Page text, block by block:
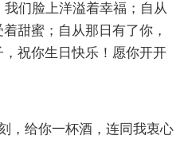
们脸上洋溢着幸福；自从
甜蜜；自从那日有了你，
祝你生日快乐！愿你开开
，给你一杯酒，连同我衷心